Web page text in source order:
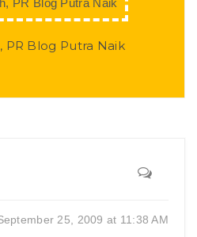
PR Blog Putra Naik
25, 2009 at 11:38 AM